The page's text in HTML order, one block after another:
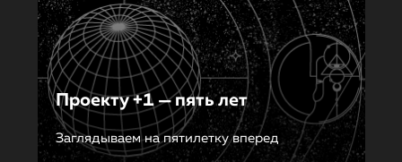
Проекту +1 — пять лет
Заглядываем на пятилетку вперед